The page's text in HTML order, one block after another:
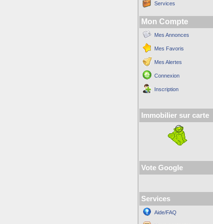
Services
Mon Compte
Mes Annonces
Mes Favoris
Mes Alertes
Connexion
Inscription
Immobilier sur carte
Vote Google
Services
Aide/FAQ